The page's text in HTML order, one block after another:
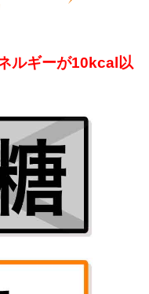
ルギーが10kcal以